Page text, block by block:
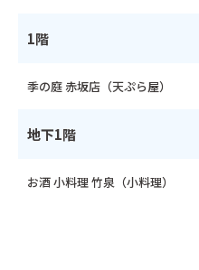
1階
季の庭 赤坂店（天ぷら屋）
地下1階
お酒 小料理 竹泉（小料理）